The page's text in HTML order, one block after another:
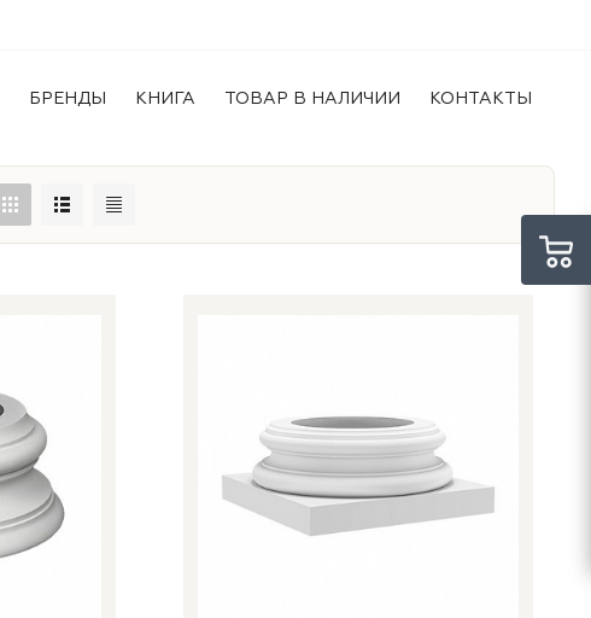
БРЕНДЫ КНИГА ТОВАР В НАЛИЧИИ КОНТАКТЫ